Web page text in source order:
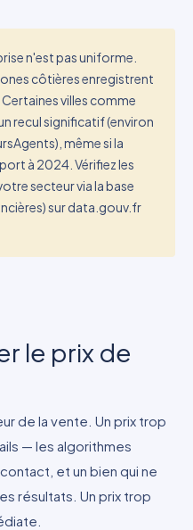
n'est pas uniforme.
côtières enregistrent
villes comme
recul significatif (environ
même si la
à 2024. Vérifiez les
secteur via la base
sur data.gouv.fr
le prix de
de la vente. Un prix trop
— les algorithmes
et un bien qui ne
résultats. Un prix trop